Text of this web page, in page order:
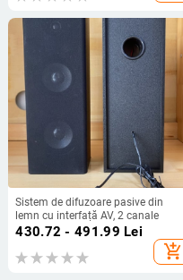
Sistem de difuzoare pasive din
lemn cu interfață AV, 2 canale
430.72 - 491.99 Lei
add_shopping_cart